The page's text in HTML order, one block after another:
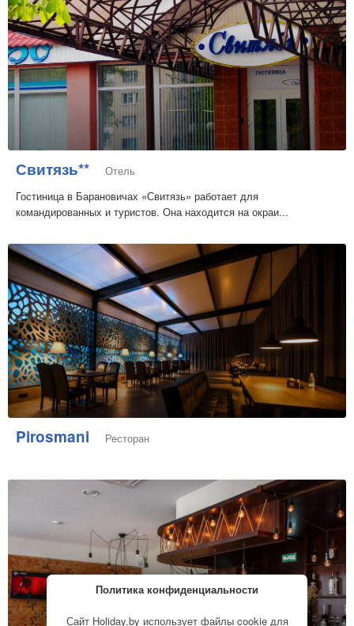
Свитязь**
Отель
Гостиница в Барановичах «Свитязь» работает для
командированных и туристов. Она находится на окраи...
Pirosmani Ресторан
Политика конфиденциальности
Сайт Holiday.by использует файлы cookie для